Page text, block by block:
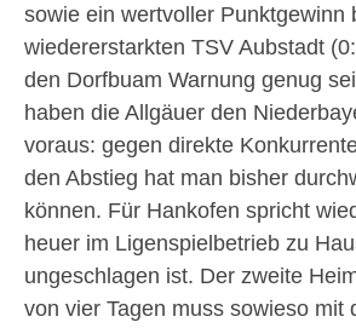
sowie ein wertvoller Punktgewinn
wiedererstarkten TSV Aubstadt
den Dorfbuam Warnung genug
haben die Allgäuer den
voraus: gegen direkte
den Abstieg hat man bisher
können. Für Hankofen spricht
heuer im Ligenspielbetrieb zu
ungeschlagen ist. Der zweite
von vier Tagen muss sowieso mit